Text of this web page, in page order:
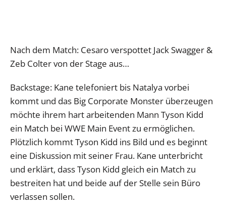
Nach dem Match: Cesaro verspottet Jack Swagger &
Zeb Colter von der Stage aus…
Backstage: Kane telefoniert bis Natalya vorbei
kommt und das Big Corporate Monster überzeugen
möchte ihrem hart arbeitenden Mann Tyson Kidd
ein Match bei WWE Main Event zu ermöglichen.
Plötzlich kommt Tyson Kidd ins Bild und es beginnt
eine Diskussion mit seiner Frau. Kane unterbricht
und erklärt, dass Tyson Kidd gleich ein Match zu
bestreiten hat und beide auf der Stelle sein Büro
verlassen sollen.